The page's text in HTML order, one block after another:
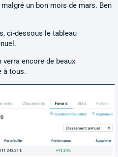
un bon mois de mars. Ben
ci-dessous le tableau
encore de beaux
à tous.